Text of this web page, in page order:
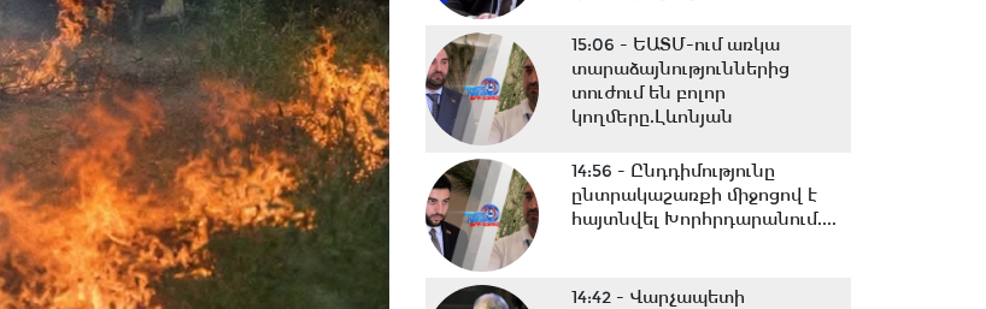
15:06 - ԵԱՏՄ-ում առկա
տարաձայնություններից
տուժում են բոլոր
կողմերը.Լևոնյան
14:56 - Ընդդիմությունը
ընտրակաշառքի միջոցով է
հայտնվել Խորհրդարանում....
14:42 - Վարչապետի